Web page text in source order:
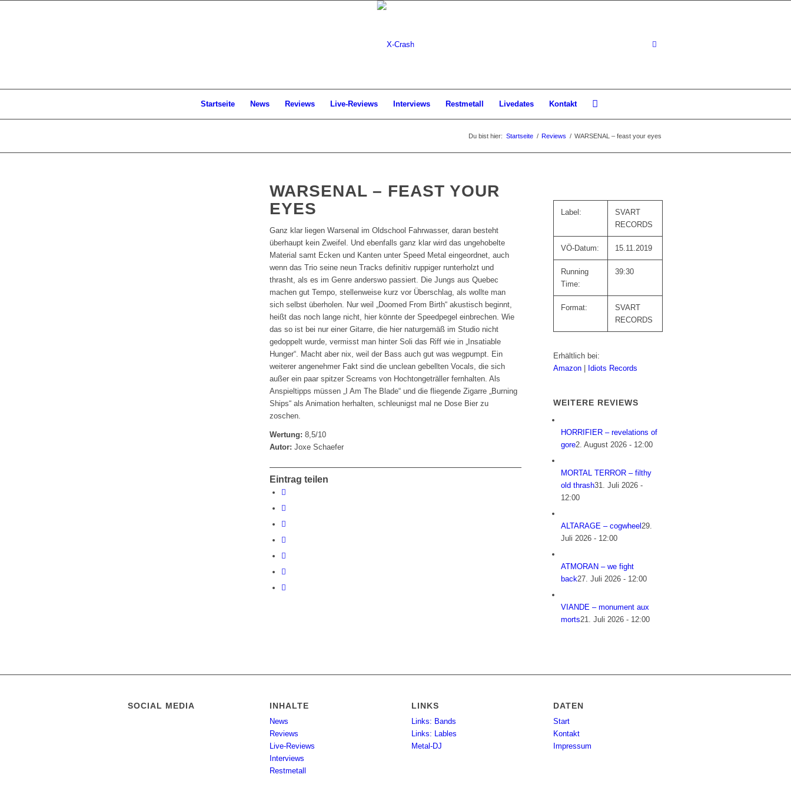
Startseite News Reviews Live-Reviews Interviews Restmetall Livedates Kontakt
Du bist hier: Startseite / Reviews / WARSENAL – feast your eyes
WARSENAL – FEAST YOUR
EYES
Ganz klar liegen Warsenal im Oldschool Fahrwasser, daran besteht
überhaupt kein Zweifel. Und ebenfalls ganz klar wird das ungehobelte
Material samt Ecken und Kanten unter Speed Metal eingeordnet, auch
wenn das Trio seine neun Tracks definitiv ruppiger runterholzt und
thrasht, als es im Genre anderswo passiert. Die Jungs aus Quebec
machen gut Tempo, stellenweise kurz vor Überschlag, als wollte man
sich selbst überholen. Nur weil „Doomed From Birth“ akustisch beginnt,
heißt das noch lange nicht, hier könnte der Speedpegel einbrechen. Wie
das so ist bei nur einer Gitarre, die hier naturgemäß im Studio nicht
gedoppelt wurde, vermisst man hinter Soli das Riff wie in „Insatiable
Hunger“. Macht aber nix, weil der Bass auch gut was wegpumpt. Ein
weiterer angenehmer Fakt sind die unclean gebellten Vocals, die sich
außer ein paar spitzer Screams von Hochtongeträller fernhalten. Als
Anspieltipps müssen „I Am The Blade“ und die fliegende Zigarre „Burning
Ships“ als Animation herhalten, schleunigst mal ne Dose Bier zu
zoschen.
Wertung: 8,5/10
Autor: Joxe Schaefer
Eintrag teilen
Label:
SVART
RECORDS
VÖ-Datum: 15.11.2019
Running
Time:
39:30
Format:
SVART
RECORDS
Erhältlich bei:
Amazon
Idiots Records
WEITERE REVIEWS
HORRIFIER – revelations of
gore2. August 2026 - 12:00
MORTAL TERROR – filthy
old thrash31. Juli 2026 -
12:00
ALTARAGE – cogwheel29.
Juli 2026 - 12:00
ATMORAN – we fight
back27. Juli 2026 - 12:00
VIANDE – monument aux
morts21. Juli 2026 - 12:00
SOCIAL MEDIA INHALTE
News
Reviews
Live-Reviews
Interviews
Restmetall
LINKS
Links: Bands
Links: Lables
Metal-DJ
DATEN
Start
Kontakt
Impressum